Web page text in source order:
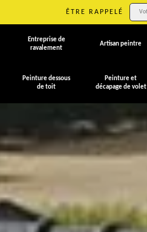
ÊTRE RAPPELÉ
Entreprise de
ravalement
Artisan peintre
Peinture dessous
de toit
Peinture et
décapage de volet